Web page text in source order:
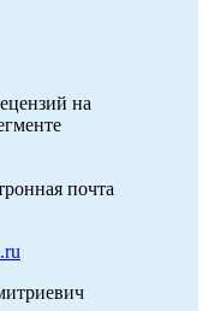
на
почта